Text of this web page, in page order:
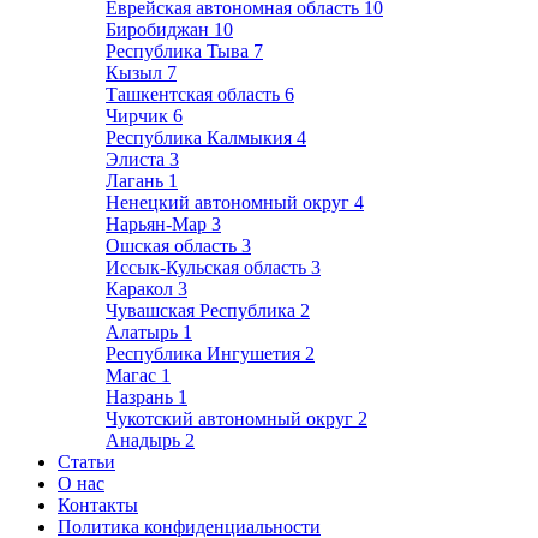
Еврейская автономная область 10
Биробиджан 10
Республика Тыва 7
Кызыл 7
Ташкентская область 6
Чирчик 6
Республика Калмыкия 4
Элиста 3
Лагань 1
Ненецкий автономный округ 4
Нарьян-Мар 3
Ошская область 3
Иссык-Кульская область 3
Каракол 3
Чувашская Республика 2
Алатырь 1
Республика Ингушетия 2
Магас 1
Назрань 1
Чукотский автономный округ 2
Анадырь 2
Статьи
О нас
Контакты
Политика конфиденциальности